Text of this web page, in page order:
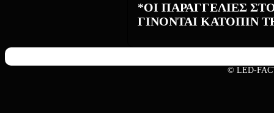
*ΟΙ ΠΑΡΑΓΓΕΛΙΕΣ
ΓΙΝΟΝΤΑΙ ΚΑΤΟΠΙΝ
© LED-